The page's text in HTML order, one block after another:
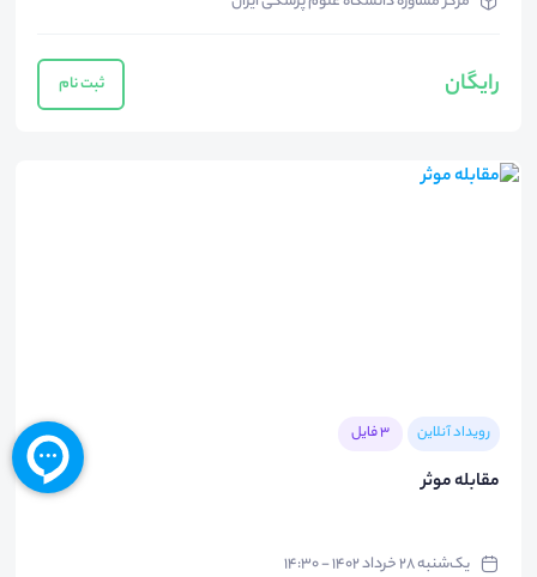
رایگان ثبت نام
رویداد آنلاین 3 فایل
مقابله موثر
یک‌شنبه ۲۸ خرداد ۱۴۰۲ - ۱۴:۳۰